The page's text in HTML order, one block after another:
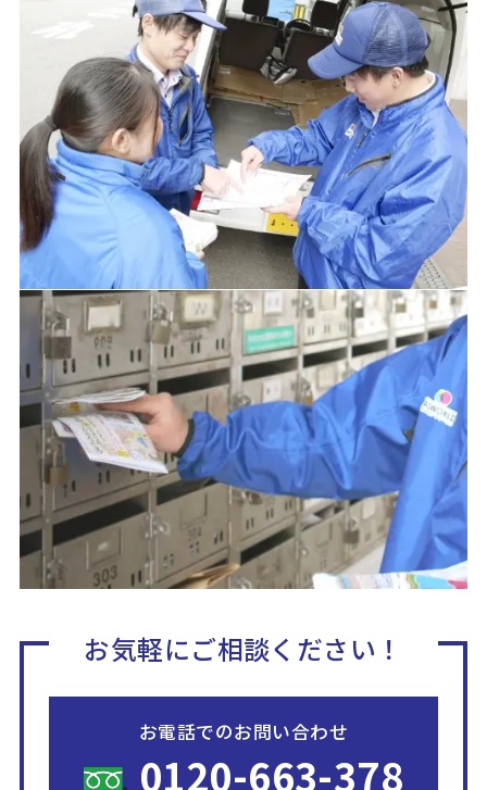
お気軽にご相談ください！
お電話でのお問い合わせ
0120-663-378